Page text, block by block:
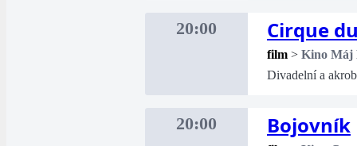
20:00 Cirque
film > Kino Máj
Divadelní a
20:00 Bojovník